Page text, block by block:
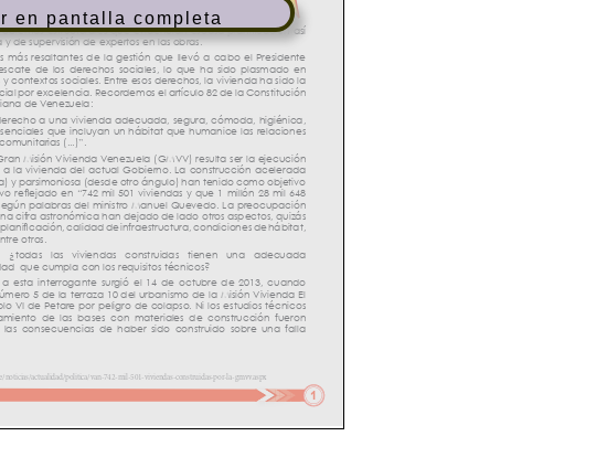
en pantalla completa